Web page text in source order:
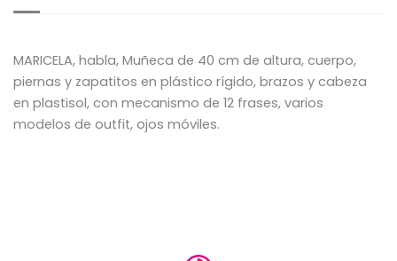
MARICELA, habla, Muñeca de 40 cm de altura, cuerpo,
piernas y zapatitos en plástico rígido, brazos y cabeza
en plastisol, con mecanismo de 12 frases, varios
modelos de outfit, ojos móviles.